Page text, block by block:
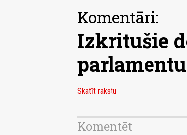
Komentāri:
Izkritušie
parlamentu
Skatīt rakstu
Komentēt